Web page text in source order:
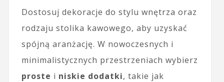
Dostosuj dekoracje do stylu wnętrza oraz
rodzaju stolika kawowego, aby uzyskać
spójną aranżację. W nowoczesnych i
minimalistycznych przestrzeniach wybierz
proste i niskie dodatki, takie jak